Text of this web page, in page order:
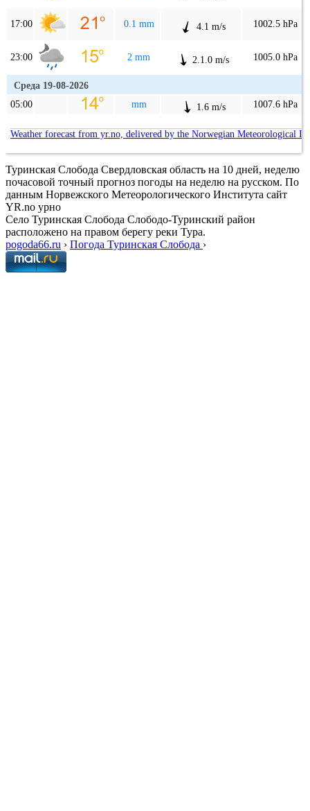
17:00 0.1 mm 4.1 m/s 1002.5 hPa
23:00 2 mm 2.1.0 m/s 1005.0 hPa
Среда 19-08-2026
05:00
mm 1.6 m/s 1007.6 hPa
Weather forecast from yr.no, delivered by the Norwegian Meteorological
Туринская Слобода Свердловская область на 10 дней, неделю
почасовой точный прогноз погоды на неделю на русском. По
данным Норвежского Метеорологического Института сайт
YR.no урно
Село Туринская Слобода Слободо-Туринский район
расположено на правом берегу реки Тура.
pogoda66.ru › Погода Туринская Слобода ›